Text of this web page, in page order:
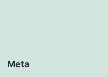
Meta